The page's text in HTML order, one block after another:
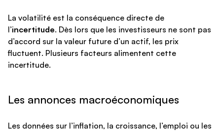
La volatilité est la conséquence directe de
l’incertitude. Dès lors que les investisseurs ne sont pas
d’accord sur la valeur future d’un actif, les prix
fluctuent. Plusieurs facteurs alimentent cette
incertitude.
Les annonces macroéconomiques
Les données sur l’inflation, la croissance, l’emploi ou les